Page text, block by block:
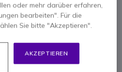
4 STUNDEN
oder mehr darüber erfahren,
bearbeiten". Für die
Sie bitte "Akzeptieren".
AKZEPTIEREN